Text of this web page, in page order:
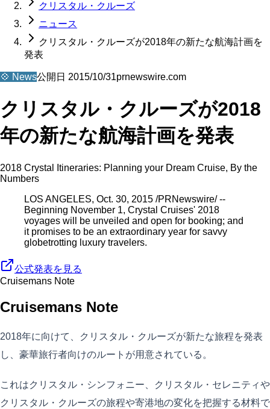
クリスタル・クルーズ
ニュース
クリスタル・クルーズが2018年の新たな航海計画を
発表
💠 News公開日 2015/10/31prnewswire.com
クリスタル・クルーズが2018
年の新たな航海計画を発表
2018 Crystal Itineraries: Planning your Dream Cruise, By the
Numbers
LOS ANGELES, Oct. 30, 2015 /PRNewswire/ --
Beginning November 1, Crystal Cruises' 2018
voyages will be unveiled and open for booking; and
it promises to be an extraordinary year for savvy
globetrotting luxury travelers.
公式発表を見る
Cruisemans Note
Cruisemans Note
2018年に向けて、クリスタル・クルーズが新たな旅程を発表
し、豪華旅行者向けのルートが用意されている。
これはクリスタル・シンフォニー、クリスタル・セレニティや
クリスタル・クルーズの旅程や寄港地の変化を把握する材料で